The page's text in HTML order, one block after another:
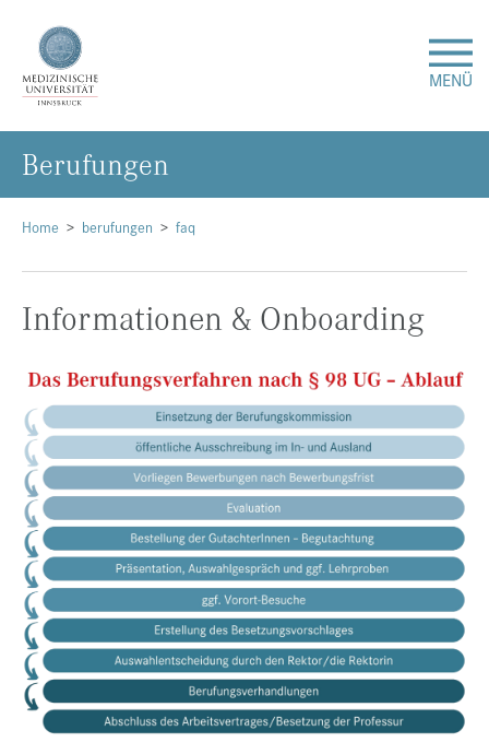
MENÜ
Forschung
Studium & Lehre
Internationales
Presse
Jobs
Datenschutz
Service-Links
en
Home berufungen faq
Informationen & Onboarding
Be­ru­fun­gen